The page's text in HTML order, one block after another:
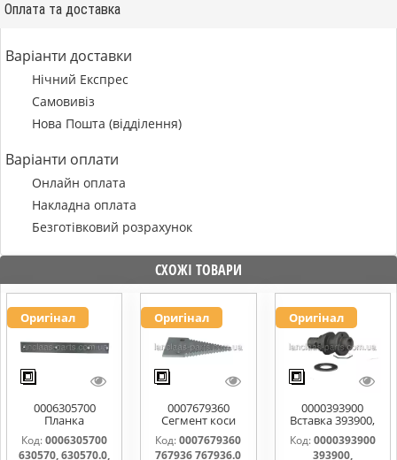
Оплата та доставка
Варіанти доставки
Нічний Експрес
Самовивіз
Нова Пошта (відділення)
Варіанти оплати
Онлайн оплата
Накладна оплата
Безготівковий розрахунок
СХОЖІ ТОВАРИ
Оригінал
0006305700
Планка
направляюча
630570, 630570.0,
Код:0006305700
630570, 630570.0,
Оригінал
0007679360
Сегмент коси
767936 767936.0
767976.1
Код: 0007679360
767936 767936.0
Оригінал
0000393900
Вставка 393900,
0000393900
Код:0000393900
393900,